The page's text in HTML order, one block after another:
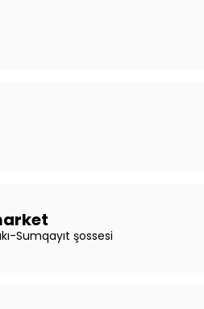
Sumqayıt şossesi